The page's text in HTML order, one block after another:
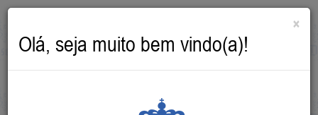
×
Olá, seja muito bem vindo(a)!